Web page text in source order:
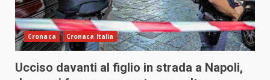
Cronaca Cronaca Italia
Ucciso davanti al figlio in strada a Napoli,